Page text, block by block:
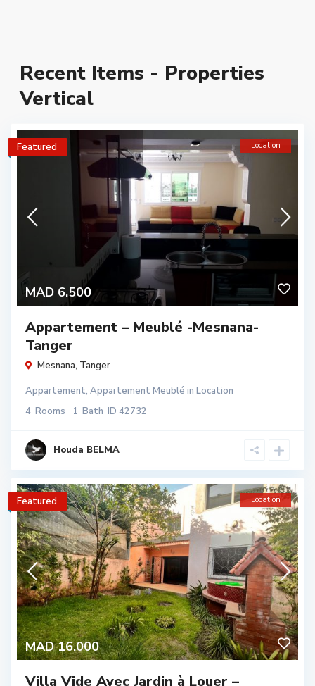
Recent Items - Properties
Vertical
MAD 6.500
Location
Featured
Appartement – Meublé -Mesnana-
Tanger
Mesnana, Tanger
Appartement, Appartement Meublé in Location
4 Rooms 1 Bath ID 42732
Houda BELMA
MAD 16.000
Location
Featured
Villa Vide Avec Jardin à Louer –